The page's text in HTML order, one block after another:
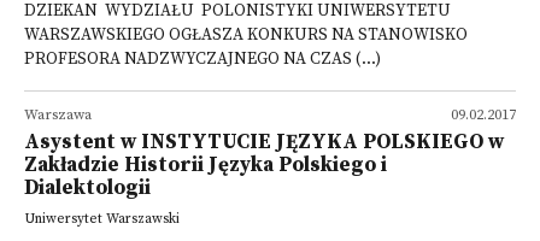
DZIEKAN WYDZIAŁU POLONISTYKI UNIWERSYTETU
WARSZAWSKIEGO OGŁASZA KONKURS NA STANOWISKO
PROFESORA NADZWYCZAJNEGO NA CZAS (...)
09.02.2017
Warszawa
Asystent w INSTYTUCIE JĘZYKA POLSKIEGO w
Zakładzie Historii Języka Polskiego i
Dialektologii
Uniwersytet Warszawski